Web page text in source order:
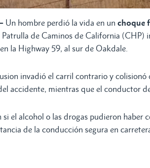
Un hombre perdió la vida en un choque
de Caminos de California (CHP)
la Highway 59, al sur de Oakdale.
invadió el carril contrario y
accidente, mientras que el conductor
si el alcohol o las drogas pudieron haber
de la conducción segura en